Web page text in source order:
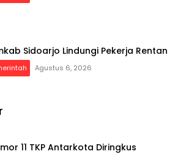
Sidoarjo Lindungi Pekerja Rentan
Agustus 6, 2026
11 TKP Antarkota Diringkus